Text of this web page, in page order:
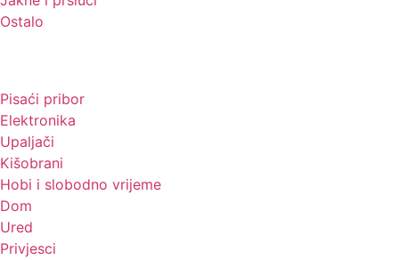
Ostalo
Pisaći pribor
Elektronika
Upaljači
Kišobrani
Hobi i slobodno vrijeme
Dom
Ured
Privjesci